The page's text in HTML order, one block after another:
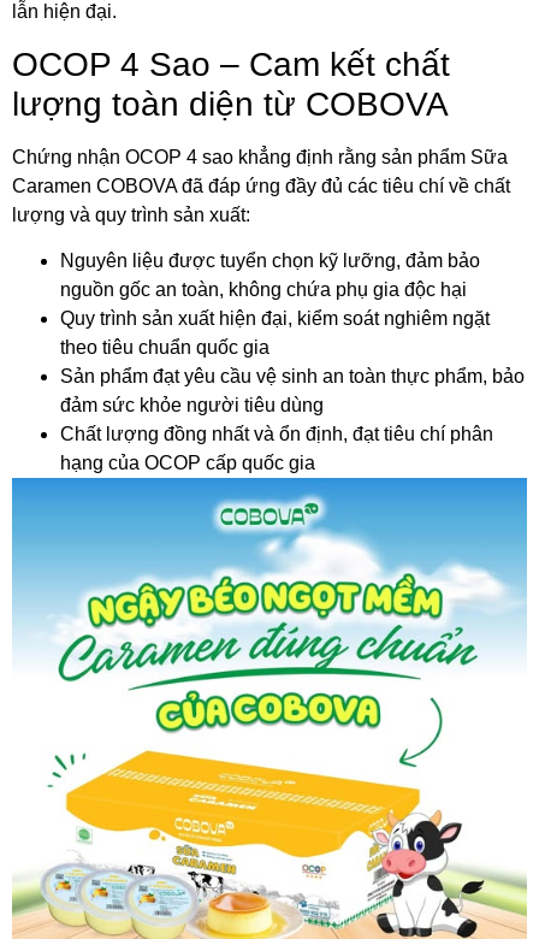
lẫn hiện đại.
OCOP 4 Sao – Cam kết chất
lượng toàn diện từ COBOVA
Chứng nhận OCOP 4 sao khẳng định rằng sản phẩm Sữa
Caramen COBOVA đã đáp ứng đầy đủ các tiêu chí về chất
lượng và quy trình sản xuất:
Nguyên liệu được tuyển chọn kỹ lưỡng, đảm bảo
nguồn gốc an toàn, không chứa phụ gia độc hại
Quy trình sản xuất hiện đại, kiểm soát nghiêm ngặt
theo tiêu chuẩn quốc gia
Sản phẩm đạt yêu cầu vệ sinh an toàn thực phẩm, bảo
đảm sức khỏe người tiêu dùng
Chất lượng đồng nhất và ổn định, đạt tiêu chí phân
hạng của OCOP cấp quốc gia